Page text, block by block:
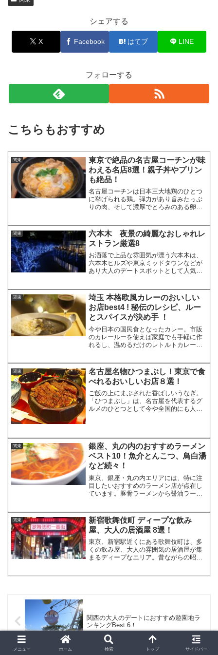
シェアする
X Facebook はてブ LINE
フォローする
こちらもおすすめ
関東
東京で絶品の名古屋コーチンが味
わえる名店8選！親子丼やプリン
も絶品！
名古屋コーチンは日本三大地鶏のひとつ
に挙げられる鶏。弾力があり旨みたっぷ
りの肉、そして濃厚でとろみのある卵も
多く存在します。今回は、東京で楽しめ
る名古屋コーチン料理の名...
関東
六本木 夜景の綺麗なおしゃれレ
ストラン厳選8
お洒落で上品な雰囲気が漂う六本木は、
六本木ヒルズや東京ミッドタウンなどが
あり大人のデートスポットとして人気の
ーの景色を楽しめるお洒落なレストラン
を8店厳選してご紹介しま...
関東
埼玉 本格欧風カレーのおいしい
お店best4 ! 秘伝のレシピ、ルー
とスパイスが決め手 ！
今や日本の国民食となったカレー。市販
のカレールーを使えば家庭でも手軽に作
れるし、温めるだけのレトルトカレーも
ジナルのスパイスを使った秘伝のレシピ
の本格カレーにはかないま...
関東
名古屋名物ひつまぶし！東京で食
べれるおいしいお店８選！
ご飯の上にまぶされた香ばしいうなぎ。
「ひつまぶし」は、名古屋を代表するグ
ルメのひとつとして今や全国的にも人気
本。今回は、東京都内で...
関東
銀座、丸の内のおすすめラーメン
ベスト10！魚介とんこつ、鳥白湯
など続々！
東京、銀座・丸の内エリアには、特に注
目したいおすすめのラーメン店が点在し
ています。豚骨ラーメンから醤油ラーメ
かのベスト10をご紹介したいと思いま
す！10位 ABCらーめ...
関東
新宿歌舞伎町 ディープな飲み
屋、大人の居酒屋 8選！
東京、新宿駅近くにある歌舞伎町は、多
くの飲み屋、大人の雰囲気の居酒屋が集
まるディープなエリア。昔ながらの昭和
関西の大人のデートにおすすめ遊園地ラ
ンキングBest 6！
メニュー ホーム 検索 トップ サイドバー